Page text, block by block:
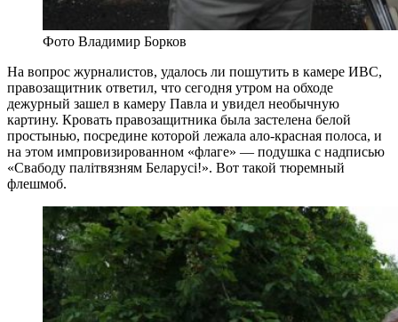
Фото Владимир Борков
На вопрос журналистов, удалось ли пошутить в камере ИВС,
правозащитник ответил, что сегодня утром на обходе
дежурный зашел в камеру Павла и увидел необычную
картину. Кровать правозащитника была застелена белой
простынью, посредине которой лежала ало-красная полоса, и
на этом импровизированном «флаге» — подушка с надписью
«Свабоду палітвязням Беларусі!». Вот такой тюремный
флешмоб.